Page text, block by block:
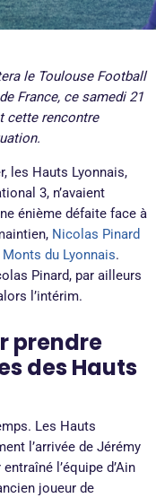
le Toulouse Football
France, ce samedi 21
cette rencontre
les Hauts Lyonnais,
3, n’avaient
énième défaite face à
Nicolas Pinard
du Lyonnais.
Pinard, par ailleurs
l’intérim.
prendre
des Hauts
Les Hauts
l’arrivée de Jérémy
l’équipe d’Ain
joueur de